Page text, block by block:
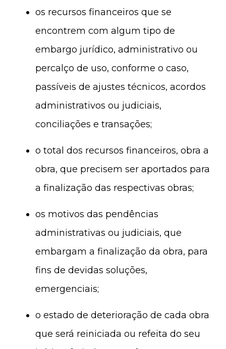
os recursos financeiros que se
encontrem com algum tipo de
embargo jurídico, administrativo ou
percalço de uso, conforme o caso,
passíveis de ajustes técnicos, acordos
administrativos ou judiciais,
conciliações e transações;
o total dos recursos financeiros, obra a
obra, que precisem ser aportados para
a finalização das respectivas obras;
os motivos das pendências
administrativas ou judiciais, que
embargam a finalização da obra, para
fins de devidas soluções,
emergenciais;
o estado de deterioração de cada obra
que será reiniciada ou refeita do seu